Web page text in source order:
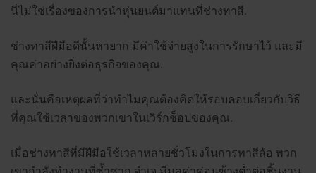
นี่ไม่ใช่เรื่องของการนำหุ่นยนต์มาแทนที่ช่างทาสี.
ช่างทาสีฝีมือดีนั้นหายาก มีค่าใช้จ่ายสูงในการรักษาไว้ และมี
คุณค่าอย่างยิ่งต่อธุรกิจของคุณ.
และนั่นคือเหตุผลที่ว่าทำไมคุณต้องคิดให้รอบคอบเกี่ยวกับวิธี
ที่คุณใช้เวลาของพวกเขาในเวิร์กช็อปของคุณ.
เมื่อช่างทาสีที่มีฝีมือใช้เวลาหลายชั่วโมงในการทาสีล้อ พวก